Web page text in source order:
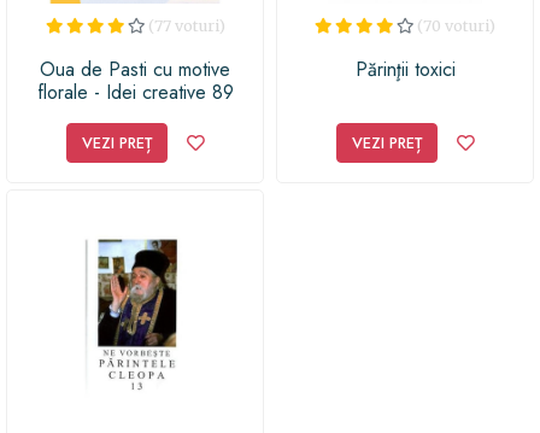
(77 voturi)
Oua de Pasti cu motive
florale - Idei creative 89
VEZI PREȚ
(70 voturi)
Părinţii toxici
VEZI PREȚ